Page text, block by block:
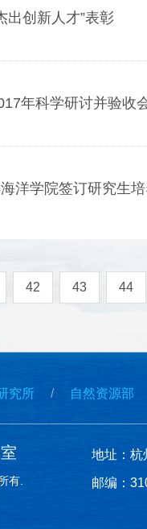
出创新人才”表彰
年科学研讨并验收
洋学院签订研究生
42 43 44
究所 自然资源部
有.
地址：杭
邮编：